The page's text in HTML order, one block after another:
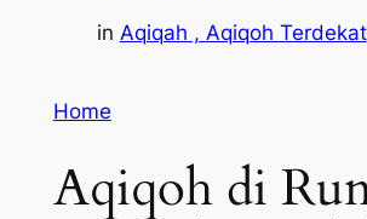
in Aqiqah , Aqiqoh Terdekat
Home
Aqiqoh di